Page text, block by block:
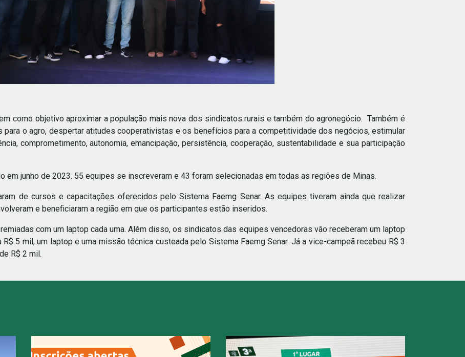
como objetivo aproximar a população mais nova dos sindicatos rurais e também do agronegócio. Também é
o agro, despertar atitudes cooperativistas e os benefícios para a competitividade dos negócios, estimular
comprometimento, autonomia, emancipação, persistência, cooperação, sustentabilidade e sua participação
em junho de 2023. 55 equipes se inscreveram e 43 foram selecionadas em todas as regiões de Minas.
de cursos e capacitações oferecidos pelo Sistema Faemg Senar. As equipes tiveram ainda que realizar
e beneficiaram a região em que os participantes estão inseridos.
com um laptop cada uma. Além disso, os sindicatos das equipes vencedoras vão receberam um laptop
5 mil, um laptop e uma missão técnica custeada pelo Sistema Faemg Senar. Já a vice-campeã recebeu R$ 3
R$ 2 mil.